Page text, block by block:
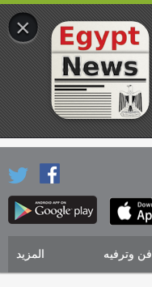
فن وترفيه المزيد
×